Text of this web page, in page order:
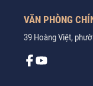
VĂN PHÒNG
39 Hoàng Việt,